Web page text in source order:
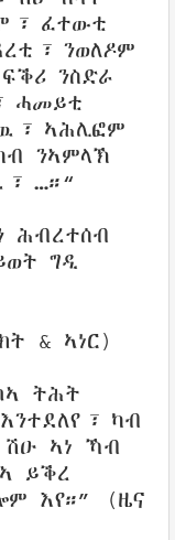
ፈተውቲ
ንወለዶም
ንስድራ
ሓመይቲ
ኣሕሊፎም
ንኣምላኽ
…።“
ሕብረተሰብ
ግዲ
& ኣነር)
ትሕት
ካብ
ኣነ ኻብ
ይቕረ
እየ።” (ዜና